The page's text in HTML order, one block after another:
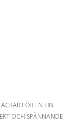
FÖR EN FIN
OCH SPÄNNANDE